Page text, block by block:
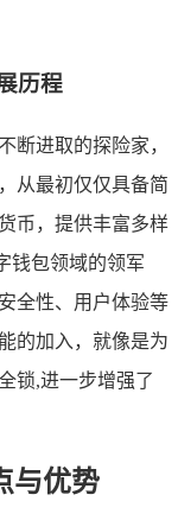
历程
断进取的探险家，
从最初仅仅具备简
币，提供丰富多样
钱包领域的领军
全性、用户体验等
的加入，就像是为
锁,进一步增强了
与优势